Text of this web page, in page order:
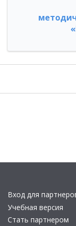
Вход для
Учебная версия
Стать партнером